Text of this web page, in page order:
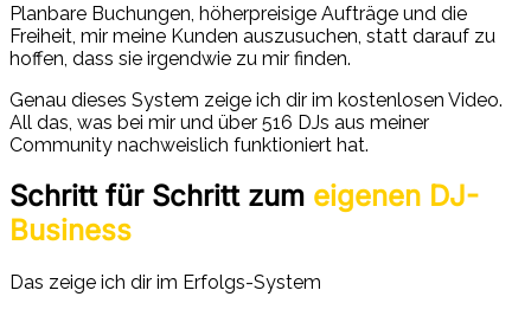
Planbare Buchungen, höherpreisige Aufträge und die
Freiheit, mir meine Kunden auszusuchen, statt darauf zu
hoffen, dass sie irgendwie zu mir finden.
Genau dieses System zeige ich dir im kostenlosen Video.
All das, was bei mir und über 516 DJs aus meiner
Community nachweislich funktioniert hat.
Schritt für Schritt zum eigenen DJ-
Business
Das zeige ich dir im Erfolgs-System